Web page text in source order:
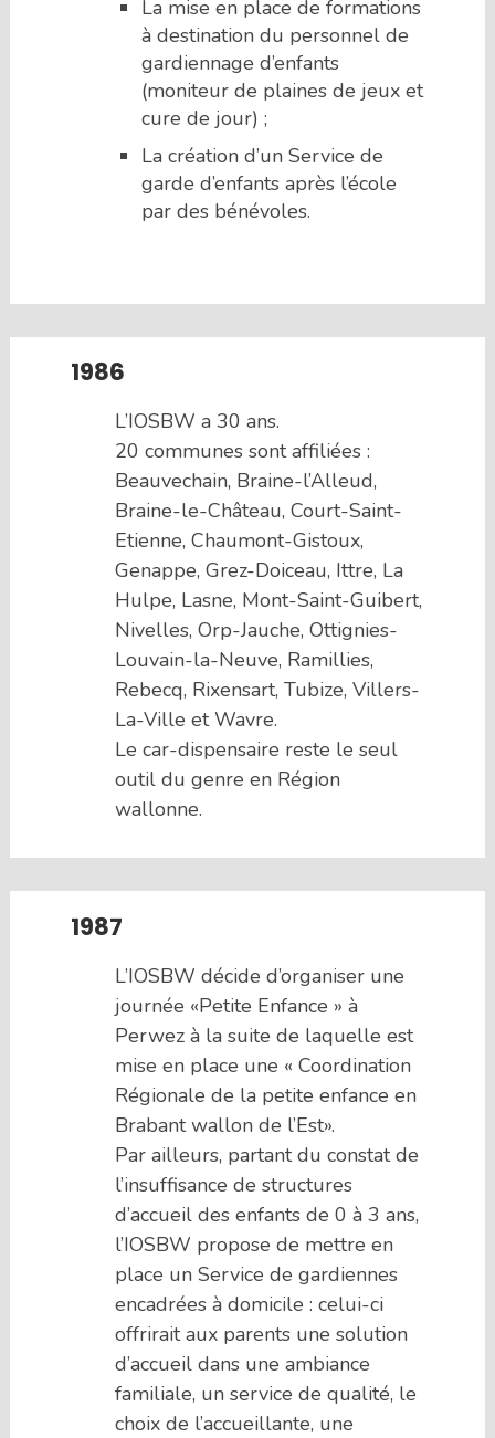
La mise en place de formations
à destination du personnel de
gardiennage d’enfants
(moniteur de plaines de jeux et
cure de jour) ;
La création d’un Service de
garde d’enfants après l’école
par des bénévoles.
1986
L’IOSBW a 30 ans.
20 communes sont affiliées :
Beauvechain, Braine-l’Alleud,
Braine-le-Château, Court-Saint-
Etienne, Chaumont-Gistoux,
Genappe, Grez-Doiceau, Ittre, La
Hulpe, Lasne, Mont-Saint-Guibert,
Nivelles, Orp-Jauche, Ottignies-
Louvain-la-Neuve, Ramillies,
Rebecq, Rixensart, Tubize, Villers-
La-Ville et Wavre.
Le car-dispensaire reste le seul
outil du genre en Région
wallonne.
1987
L’IOSBW décide d’organiser une
journée «Petite Enfance » à
Perwez à la suite de laquelle est
mise en place une « Coordination
Régionale de la petite enfance en
Brabant wallon de l’Est».
Par ailleurs, partant du constat de
l’insuffisance de structures
d’accueil des enfants de 0 à 3 ans,
l’IOSBW propose de mettre en
place un Service de gardiennes
encadrées à domicile : celui-ci
offrirait aux parents une solution
d’accueil dans une ambiance
familiale, un service de qualité, le
choix de l’accueillante, une